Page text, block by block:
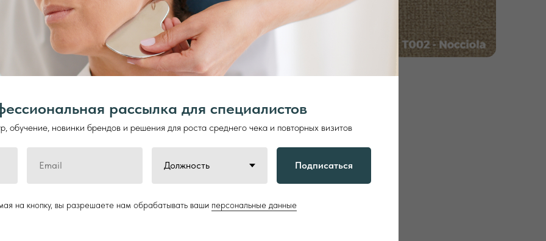
рассылка для специалистов
обучение, новинки брендов и решения для роста среднего чека и повторных визитов
Подписаться
на кнопку, вы разрешаете нам обрабатывать ваши персональные данные